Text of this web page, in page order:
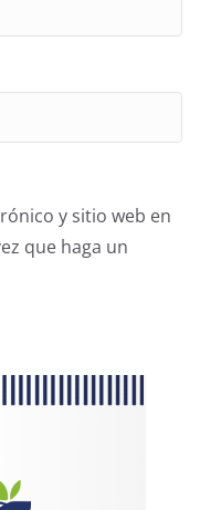
y sitio web en
que haga un